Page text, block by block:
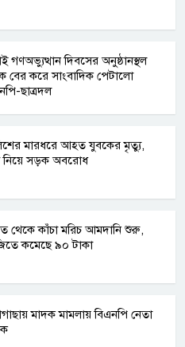
গণঅভ্যুত্থান দিবসের অনুষ্ঠানস্থল
বের করে সাংবাদিক পেটালো
ছাত্রদল
মারধরে আহত যুবকের মৃত্যু,
নিয়ে সড়ক অবরোধ
থেকে কাঁচা মরিচ আমদানি শুরু,
কমেছে ৯০ টাকা
মাদক মামলায় বিএনপি নেতা